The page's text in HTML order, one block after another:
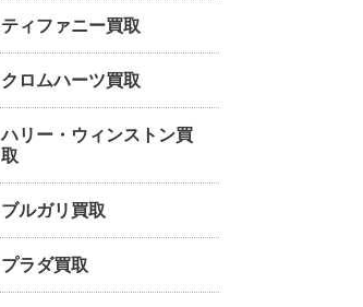
ティファニー買取
クロムハーツ買取
ハリー・ウィンストン買
取
ブルガリ買取
プラダ買取